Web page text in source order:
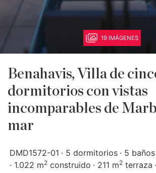
19 IMÁGENES
Benahavis, Villa de
dormitorios con vistas
incomparables de
mar
DMD1572-01 5 dormitorios
5 baños
1.022 m2 construido 211 m2 terraza